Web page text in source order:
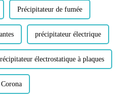
Précipitateur de fumée
précipitateur électrique
électrostatique à plaques